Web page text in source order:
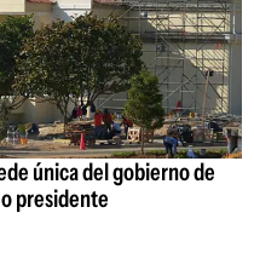
única del gobierno de
presidente